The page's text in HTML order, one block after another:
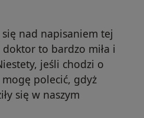
się nad napisaniem tej
to bardzo miła i
jeśli chodzi o
polecić, gdyż
się w naszym